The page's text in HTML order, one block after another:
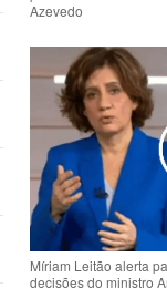
Azevedo
Míriam Leitão alerta
decisões do ministro